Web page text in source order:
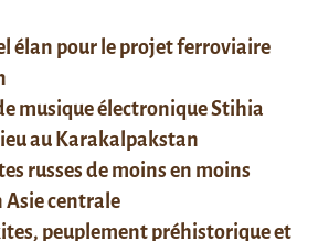
élan pour le projet ferroviaire
musique électronique Stihia
au Karakalpakstan
russes de moins en moins
Asie centrale
peuplement préhistorique et